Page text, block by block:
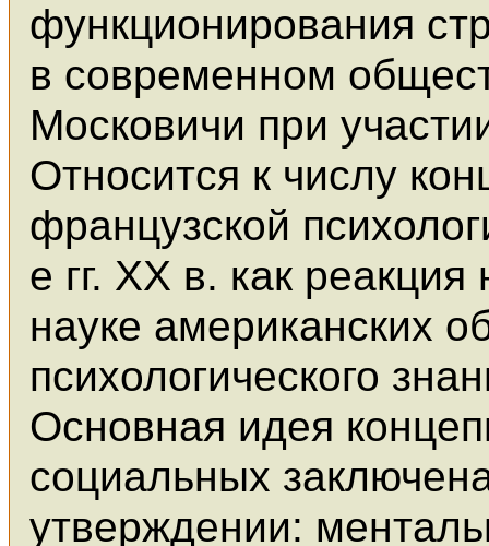
функционирования
в современном
Московичи при
Относится к числу
французской
е гг. XX в. как
науке американских
психологического
Основная идея
социальных
утверждении: